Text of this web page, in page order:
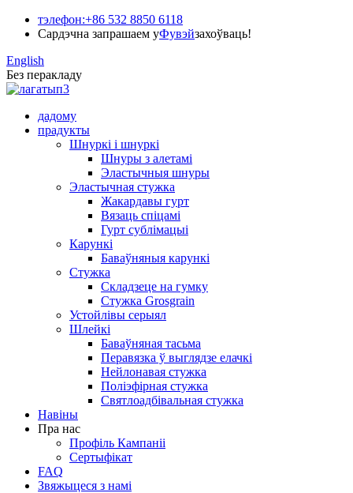
тэлефон:+86 532 8850 6118
Сардэчна запрашаем уФувэйзахоўваць!
English
Без перакладу
дадому
прадукты
Шнуркі і шнуркі
Шнуры з алетамі
Эластычныя шнуры
Эластычная стужка
Жакардавы гурт
Вязаць спіцамі
Гурт сублімацыі
Карункі
Баваўняныя карункі
Стужка
Складзеце на гумку
Стужка Grosgrain
Устойлівы серыял
Шлейкі
Баваўняная тасьма
Перавязка ў выглядзе елачкі
Нейлонавая стужка
Поліэфірная стужка
Святлоадбівальная стужка
Навіны
Пра нас
Профіль Кампаніі
Сертыфікат
FAQ
Звяжыцеся з намі